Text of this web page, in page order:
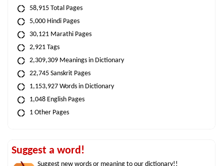
58,915 Total Pages
5,000 Hindi Pages
30,121 Marathi Pages
2,921 Tags
2,309,309 Meanings in Dictionary
22,745 Sanskrit Pages
1,153,927 Words in Dictionary
1,048 English Pages
1 Other Pages
Suggest a word!
Suggest new words or meaning to our dictionary!!